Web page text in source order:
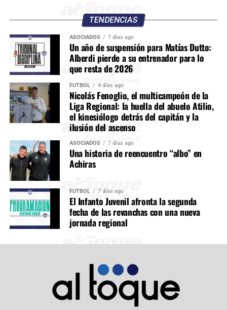
TENDENCIAS
ASOCIADOS 7 días ago
Un año de suspensión para Matías Dutto:
Alberdi pierde a su entrenador para lo
que resta de 2026
FÚTBOL 4 días ago
Nicolás Fenoglio, el multicampeón de la
Liga Regional: la huella del abuelo Atilio,
el kinesiólogo detrás del capitán y la
ilusión del ascenso
ASOCIADOS 7 días ago
Una historia de reencuentro “albo” en
Achiras
FÚTBOL 7 días ago
El Infanto Juvenil afronta la segunda
fecha de las revanchas con una nueva
jornada regional